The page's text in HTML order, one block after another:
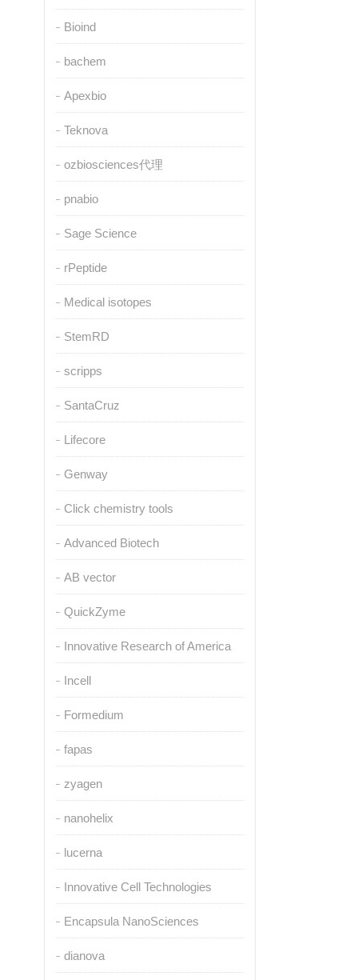
Bioind
bachem
Apexbio
Teknova
ozbiosciences代理
pnabio
Sage Science
rPeptide
Medical isotopes
StemRD
scripps
SantaCruz
Lifecore
Genway
Click chemistry tools
Advanced Biotech
AB vector
QuickZyme
Innovative Research of America
Incell
Formedium
fapas
zyagen
nanohelix
lucerna
Innovative Cell Technologies
Encapsula NanoSciences
dianova